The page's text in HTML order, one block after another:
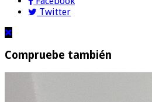
Twitter
Compruebe también